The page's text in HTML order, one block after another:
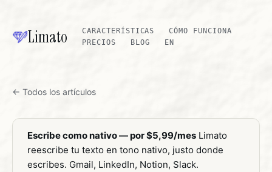
Limato CARACTERÍSTICAS
CÓMO FUNCIONA
PRECIOS
BLOG EN
← Todos los artículos
Escribe como nativo — por $5,99/mes Limato
reescribe tu texto en tono nativo, justo donde
escribes. Gmail, LinkedIn, Notion, Slack.